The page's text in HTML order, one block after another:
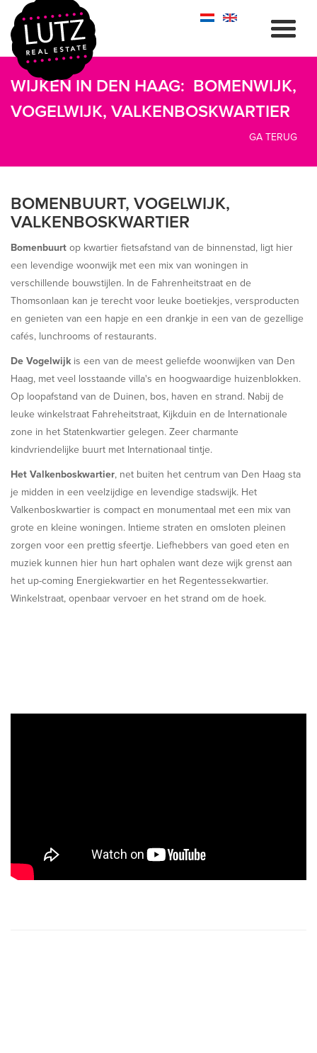
WIJKEN IN DEN HAAG: BOMENWIJK,
VOGELWIJK, VALKENBOSKWARTIER
GA TERUG
BOMENBUURT, VOGELWIJK,
VALKENBOSKWARTIER
Bomenbuurt op kwartier fietsafstand van de binnenstad, ligt hier
een levendige woonwijk met een mix van woningen in
verschillende bouwstijlen. In de Fahrenheitstraat en de
Thomsonlaan kan je terecht voor leuke boetiekjes, versproducten
en genieten van een hapje en een drankje in een van de gezellige
cafés, lunchrooms of restaurants.
De Vogelwijkis een van de meest geliefde woonwijken van Den
Haag, met veel losstaande villa's en hoogwaardige huizenblokken.
Op loopafstand van de Duinen, bos, haven en strand. Nabij de
leuke winkelstraat Fahreheitstraat, Kijkduin en de Internationale
zone in het Statenkwartier gelegen. Zeer charmante
kindvriendelijke buurt met Internationaal tintje.
Het Valkenboskwartier, net buiten het centrum van Den Haag sta
je midden in een veelzijdige en levendige stadswijk. Het
Valkenboskwartier is compact en monumentaal met een mix van
grote en kleine woningen. Intieme straten en omsloten pleinen
zorgen voor een prettig sfeertje. Liefhebbers van goed eten en
muziek kunnen hier hun hart ophalen want deze wijk grenst aan
het up-coming Energiekwartier en het Regentessekwartier.
Winkelstraat, openbaar vervoer en het strand om de hoek.